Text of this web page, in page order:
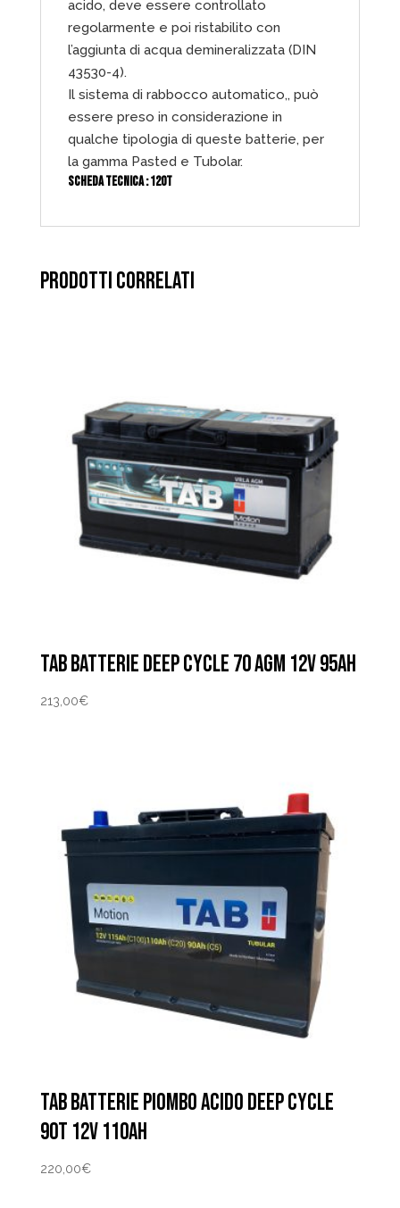
acido, deve essere controllato
regolarmente e poi ristabilito con
l’aggiunta di acqua demineralizzata (DIN
43530-4).
Il sistema di rabbocco automatico,, può
essere preso in considerazione in
qualche tipologia di queste batterie, per
la gamma Pasted e Tubolar.
SCHEDA TECNICA :120T
PRODOTTI CORRELATI
TAB BATTERIE DEEP CYCLE 70 AGM 12V 95AH
213,00€
TAB BATTERIE PIOMBO ACIDO DEEP CYCLE
90T 12V 110AH
220,00€